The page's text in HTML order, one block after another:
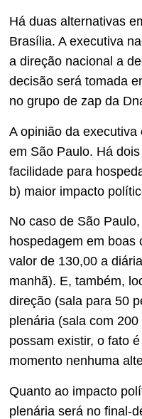
Há duas alternativas
Brasília. A executiva
a direção nacional a
decisão será tomada
no grupo de zap da
A opinião da
em São Paulo. Há
facilidade para
b) maior impacto
No caso de São
hospedagem em boas
valor de 130,00 a
manhã). E, também,
direção (sala para 50
plenária (sala com
possam existir, o fato
momento nenhuma
Quanto ao impacto
plenária será no final-